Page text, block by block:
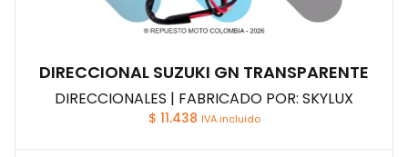
DIRECCIONAL SUZUKI GN TRANSPARENTE
DIRECCIONALES | FABRICADO POR: SKYLUX
$ 11.438 IVA incluido